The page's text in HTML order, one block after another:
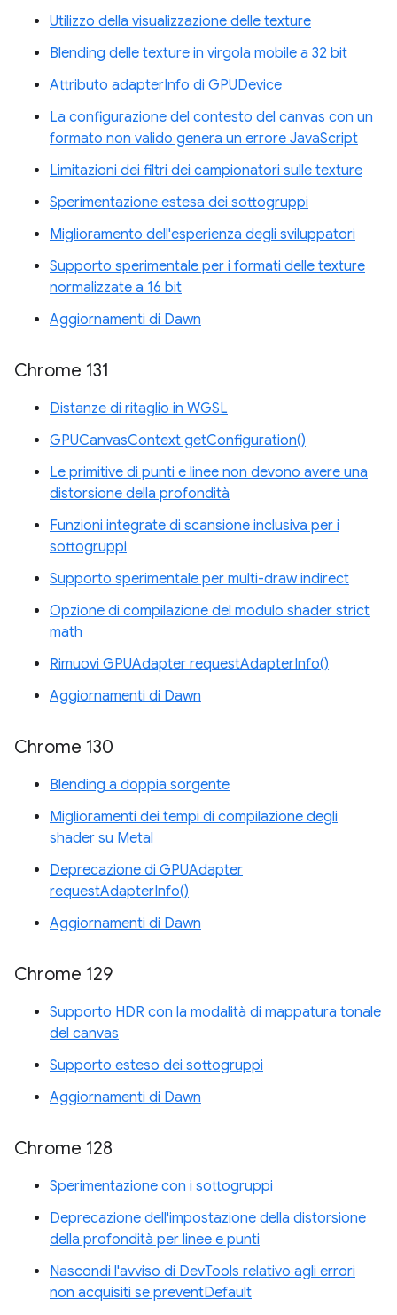
Utilizzo della visualizzazione delle texture
Blending delle texture in virgola mobile a 32 bit
Attributo adapterInfo di GPUDevice
La configurazione del contesto del canvas con un
formato non valido genera un errore JavaScript
Limitazioni dei filtri dei campionatori sulle texture
Sperimentazione estesa dei sottogruppi
Miglioramento dell'esperienza degli sviluppatori
Supporto sperimentale per i formati delle texture
normalizzate a 16 bit
Aggiornamenti di Dawn
Chrome 131
Distanze di ritaglio in WGSL
GPUCanvasContext getConfiguration()
Le primitive di punti e linee non devono avere una
distorsione della profondità
Funzioni integrate di scansione inclusiva per i
sottogruppi
Supporto sperimentale per multi-draw indirect
Opzione di compilazione del modulo shader strict
math
Rimuovi GPUAdapter requestAdapterInfo()
Aggiornamenti di Dawn
Chrome 130
Blending a doppia sorgente
Miglioramenti dei tempi di compilazione degli
shader su Metal
Deprecazione di GPUAdapter
requestAdapterInfo()
Aggiornamenti di Dawn
Chrome 129
Supporto HDR con la modalità di mappatura tonale
del canvas
Supporto esteso dei sottogruppi
Aggiornamenti di Dawn
Chrome 128
Sperimentazione con i sottogruppi
Deprecazione dell'impostazione della distorsione
della profondità per linee e punti
Nascondi l'avviso di DevTools relativo agli errori
non acquisiti se preventDefault